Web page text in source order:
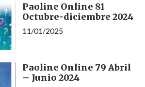
Paoline Online 81
Octubre-diciembre 2024
11/01/2025
Paoline Online 79 Abril
– Junio 2024